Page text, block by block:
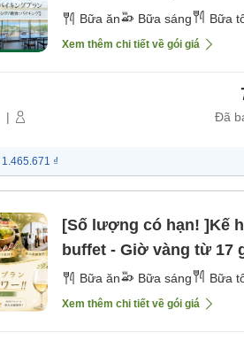
sáng] [Bữa tối]
Bữa ăn Bữa sáng Bữa
Xem thêm chi tiết về gói giá
| Đã
1.465.671 ₫
[Số lượng có hạn! ]Kế
buffet - Giờ vàng từ
trong 60 phút miễn phí.
Bữa ăn Bữa sáng Bữa
Xem thêm chi tiết về gói giá